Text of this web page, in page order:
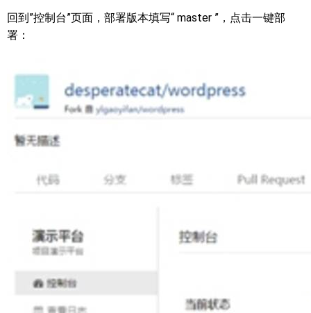
回到”控制台”页面，部署版本填写“ master ”，点击一键部
署：